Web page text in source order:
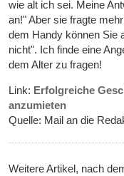
wie alt ich sei. Meine
an!" Aber sie fragte
dem Handy können Sie
nicht". Ich finde eine
dem Alter zu fragen!
Link: Erfolgreiche
anzumieten
Quelle: Mail an die
Weitere Artikel, nach